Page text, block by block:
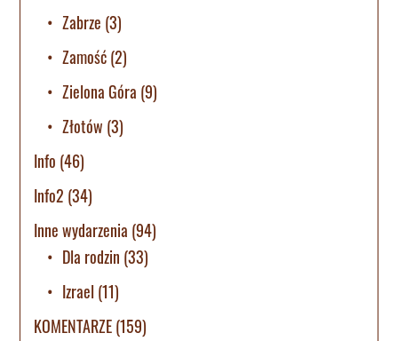
Zabrze (3)
Zamość(2)
Zielona Góra (9)
Złotów (3)
Info (46)
Info2 (34)
Inne wydarzenia (94)
Dla rodzin (33)
Izrael (11)
KOMENTARZE(159)